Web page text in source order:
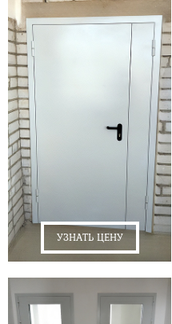
УЗНАТЬ ЦЕНУ